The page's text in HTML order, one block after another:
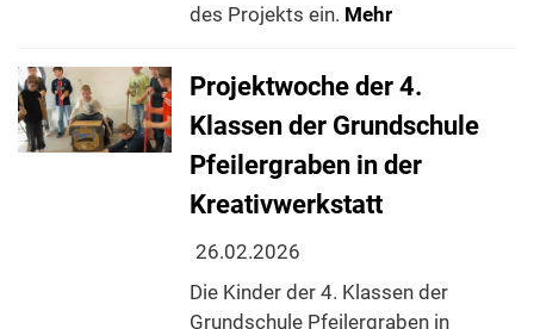
des Projekts ein. Mehr
Projektwoche der 4.
Klassen der Grundschule
Pfeilergraben in der
Kreativwerkstatt
26.02.2026
Die Kinder der 4. Klassen der
Grundschule Pfeilergraben in